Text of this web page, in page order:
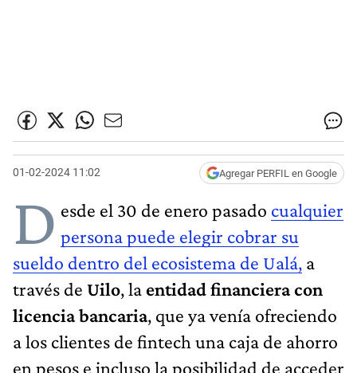
01-02-2024 11:02 Agregar PERFIL en Google
D esde el 30 de enero pasado cualquier
persona puede elegir cobrar su
sueldo dentro del ecosistema de Ualá, a
través de Uilo, la entidad financiera con
licencia bancaria, que ya venía ofreciendo
a los clientes de fintech una caja de ahorro
en pesos e incluso la posibilidad de acceder